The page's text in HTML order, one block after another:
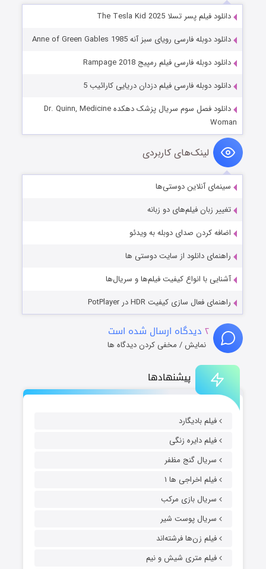
پیشنهادها
فیلم بادیگارد
فیلم دایره زنگی
سریال گنج مظفر
فیلم اخراجی ها ۱
سریال بازی مرکب
سریال پوست شیر
فیلم زن‌ها فرشته‌اند
فیلم متری شیش و نیم
دانلود فیلم پسر تسلا The Tesla Kid 2025
دانلود دوبله فارسی رویای سبز آنه Anne of Green Gables 1985
دانلود دوبله فارسی فیلم رمپیج Rampage 2018
دانلود دوبله فارسی فیلم دزدان دریایی کارائیب 5
دانلود فصل سوم سریال پزشک دهکده Dr. Quinn, Medicine
Woman
لینک‌های کاربردی
سینمای آنلاین دوستی‌ها
تغییر زبان فیلم‌های دو زبانه
اضافه کردن صدای دوبله به ویدئو
راهنمای دانلود از سایت دوستی ها
آشنایی با انواع کیفیت فیلم‌ها و سریال‌ها
راهنمای فعال سازی کیفیت HDR در PotPlayer
۲ دیدگاه ارسال شده است
نمایش / مخفی کردن دیدگاه ها